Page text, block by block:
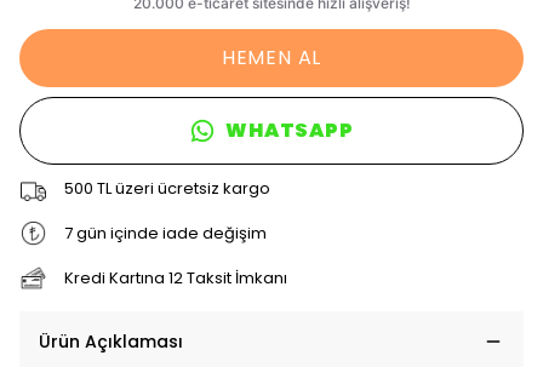
HEMEN AL
WHATSAPP
500 TL üzeri ücretsiz kargo
7 gün içinde iade değişim
Kredi Kartına 12 Taksit İmkanı
Ürün Açıklaması